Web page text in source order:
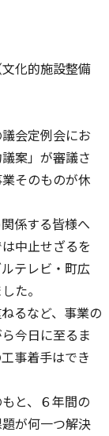
化的施設整備
会定例会にお
案」が審議さ
そのものが休
係する皆様へ
中止せざるを
テレビ・町広
た。
るなど、事業の
今日に至るま
事着手はでき
と、６年間の
が何一つ解決